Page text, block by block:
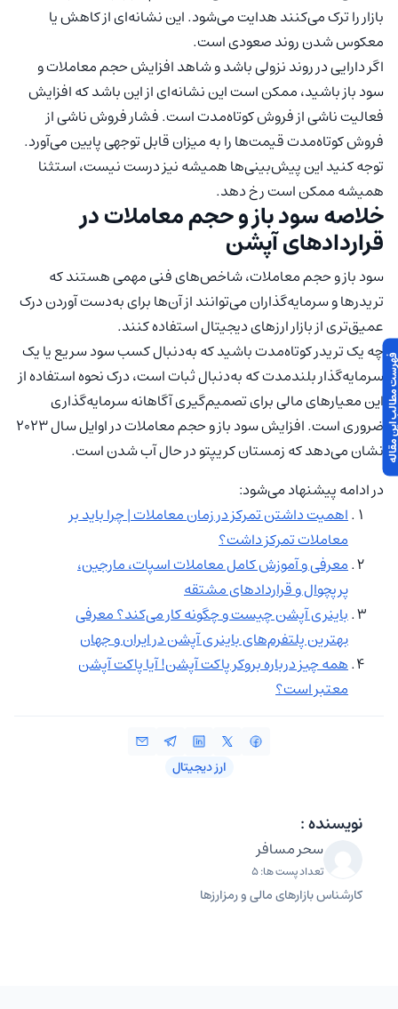
بازار را ترک می‌کنند هدایت می‌شود. این نشانه‌ای از کاهش یا
معکوس شدن روند صعودی است.
اگر دارایی در روند نزولی باشد و شاهد افزایش حجم معاملات و
سود باز باشید، ممکن است این نشانه‌ای از این باشد که افزایش
فعالیت ناشی از فروش کوتاه‌مدت است. فشار فروش ناشی از
فروش کوتاه‌مدت قیمت‌ها را به میزان قابل توجهی پایین می‌آورد.
توجه کنید این پیش‌بینی‌ها همیشه نیز درست نیست، استثنا
همیشه ممکن است رخ دهد.
خلاصه سود باز و حجم معاملات در
قراردادهای آپشن
سود باز و حجم معاملات، شاخص‌های فنی مهمی هستند که
تریدرها و سرمایه‌گذاران می‌توانند از آن‌ها برای به‌دست آوردن درک
عمیق‌تری از بازار ارزهای دیجیتال استفاده کنند.
چه یک تریدر کوتاه‌مدت باشید که به‌دنبال کسب سود سریع یا یک
سرمایه‌گذار بلندمدت که به‌دنبال ثبات است، درک نحوه استفاده از
این معیارهای مالی برای تصمیم‌گیری آگاهانه سرمایه‌گذاری
ضروری است. افزایش سود باز و حجم معاملات در اوایل سال 2023
نشان می‌دهد که زمستان کریپتو در حال آب شدن است.
در ادامه پیشنهاد می‌شود:
اهمیت داشتن تمرکز در زمان معاملات | چرا باید بر
معاملات تمرکز داشت؟
معرفی و آموزش کامل معاملات اسپات، مارجین،
پرپچوال و قراردادهای مشتقه
باینری آپشن چیست و چگونه کار می‌کند؟ معرفی
بهترین پلتفرم‌های باینری آپشن در ایران و جهان
همه چیز درباره بروکر پاکت آپشن! آیا پاکت آپشن
معتبر است؟
ارز دیجیتال
نویسنده :
سحر مسافر
تعداد پست ها: 5
کارشناس بازارهای مالی و رمزارزها
مقاله